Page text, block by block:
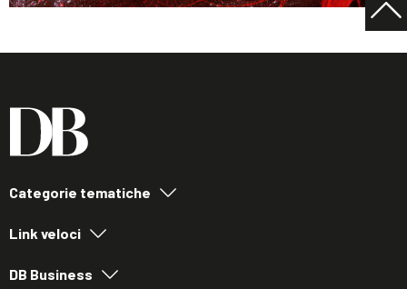
Categorie tematiche
Link veloci
DB Business